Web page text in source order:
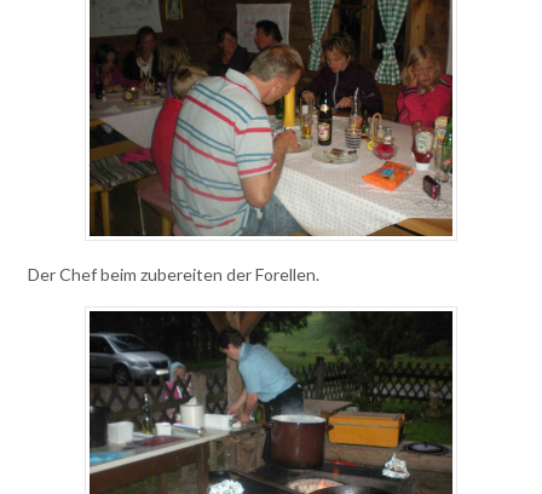
Der Chef beim zubereiten der Forellen.